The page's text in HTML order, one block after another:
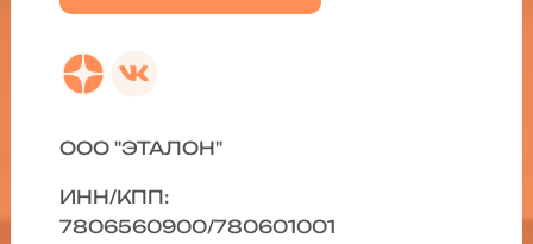
ООО "ЭТАЛОН"
ИНН/КПП:
7806560900/780601001